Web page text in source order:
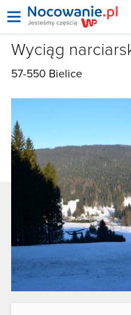
Wyciąg
57-550 Bielice